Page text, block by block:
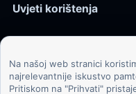
Uvjeti korištenja
© 2026
Na našoj web stranici
najrelevantnije iskustvo
Pritiskom na "Prihvati"